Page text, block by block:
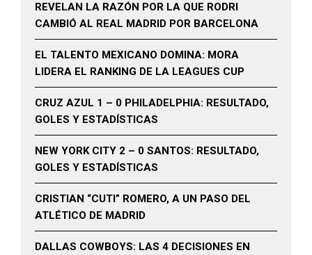
REVELAN LA RAZÓN POR LA QUE RODRI
CAMBIÓ AL REAL MADRID POR BARCELONA
EL TALENTO MEXICANO DOMINA: MORA
LIDERA EL RANKING DE LA LEAGUES CUP
CRUZ AZUL 1 – 0 PHILADELPHIA: RESULTADO,
GOLES Y ESTADÍSTICAS
NEW YORK CITY 2 – 0 SANTOS: RESULTADO,
GOLES Y ESTADÍSTICAS
CRISTIAN “CUTI” ROMERO, A UN PASO DEL
ATLÉTICO DE MADRID
DALLAS COWBOYS: LAS 4 DECISIONES EN